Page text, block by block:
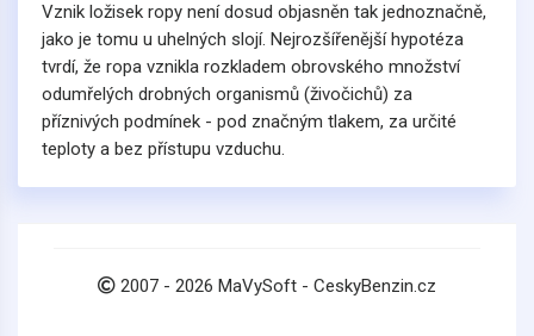
Vznik ložisek ropy není dosud objasněn tak jednoznačně,
jako je tomu u uhelných slojí. Nejrozšířenější hypotéza
tvrdí, že ropa vznikla rozkladem obrovského množství
odumřelých drobných organismů (živočichů) za
příznivých podmínek - pod značným tlakem, za určité
teploty a bez přístupu vzduchu.
2007 - 2026 MaVySoft - CeskyBenzin.cz